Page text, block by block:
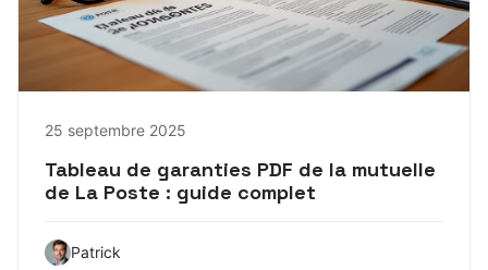
25 septembre 2025
Tableau de garanties PDF de la mutuelle
de La Poste : guide complet
Patrick